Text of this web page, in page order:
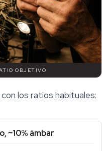
OBJETIVO
los ratios habituales:
~10% ámbar